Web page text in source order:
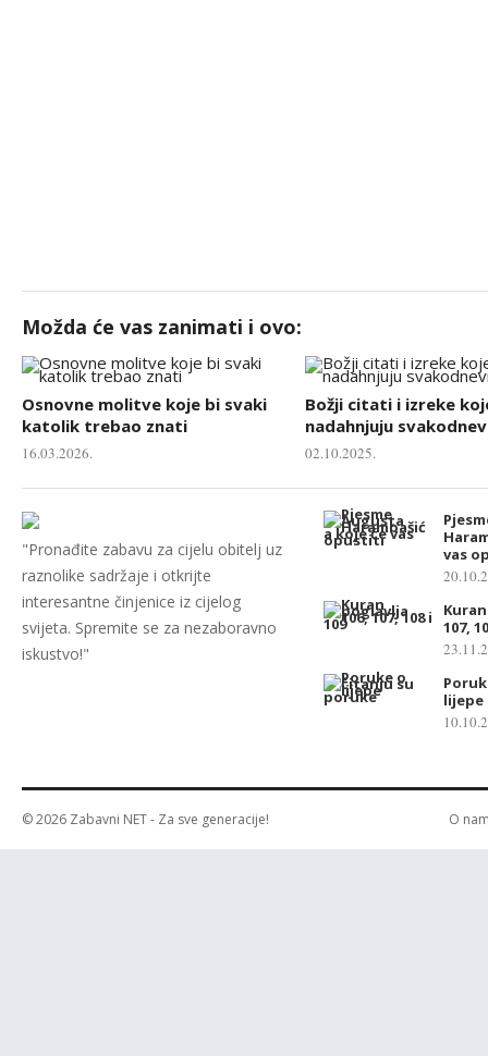
Možda će vas zanimati i ovo:
Osnovne molitve koje bi svaki
katolik trebao znati
16.03.2026.
Božji citati i izreke
nadahnjuju
02.10.2025.
"Pronađite zabavu za cijelu obitelj uz
raznolike sadržaje i otkrijte
interesantne činjenice iz cijelog
svijeta. Spremite se za nezaboravno
iskustvo!"
vas
107,
lijepe
© 2026 Zabavni NET- Za sve generacije! O